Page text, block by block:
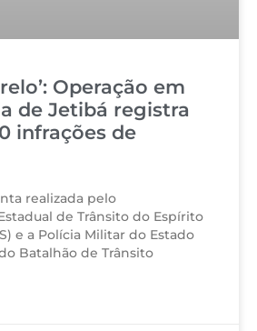
Operação em
de Jetibá registra
infrações de
realizada pelo
de Trânsito do Espírito
e a Polícia Militar do Estado
Batalhão de Trânsito